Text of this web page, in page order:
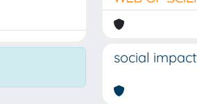
social impact